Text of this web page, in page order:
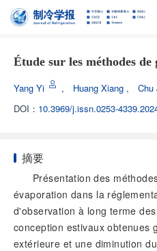
Étude sur les méthodes
Yang Yi , Huang Xiang , Chu
DOI： 10.3969/j.issn.0253-
摘要
Présentation des
évaporation dans la
d'observation à long terme
conception estivaux obtenues
extérieure et une diminution